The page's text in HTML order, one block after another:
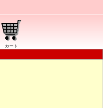
カート